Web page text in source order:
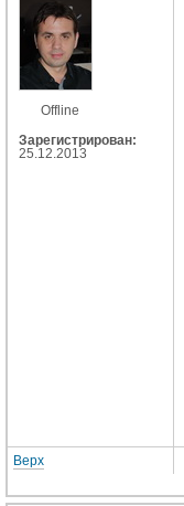
Offline
Зарегистрирован:
25.12.2013
Верх